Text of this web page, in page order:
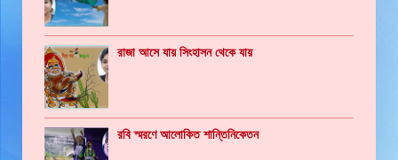
রাজা আসে যায় সিংহাসন থেকে যায়
রবি স্মরণে আলোকিত শান্তিনিকেতন